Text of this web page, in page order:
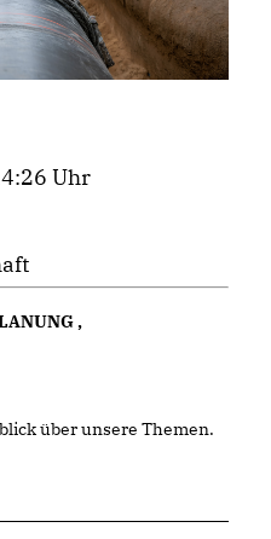
Uhr
,
über unsere Themen.